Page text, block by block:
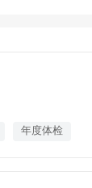
年度体检